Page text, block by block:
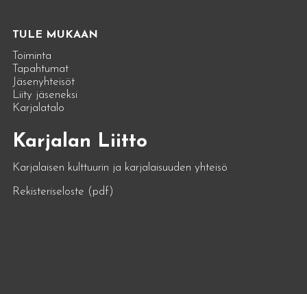
TULE MUKAAN
Toiminta
Tapahtumat
Jäsenyhteisöt
Liity jäseneksi
Karjalatalo
Karjalan Liitto
Karjalaisen kulttuurin ja karjalaisuuden yhteisö
Rekisteriseloste (pdf)